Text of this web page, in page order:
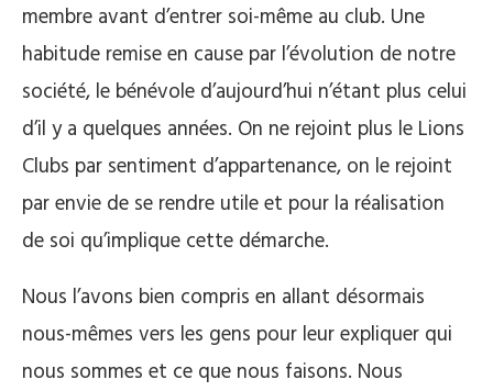
membre avant d’entrer soi-même au club. Une
habitude remise en cause par l’évolution de notre
société, le bénévole d’aujourd’hui n’étant plus celui
d’il y a quelques années. On ne rejoint plus le Lions
Clubs par sentiment d’appartenance, on le rejoint
par envie de se rendre utile et pour la réalisation
de soi qu’implique cette démarche.
Nous l’avons bien compris en allant désormais
nous-mêmes vers les gens pour leur expliquer qui
nous sommes et ce que nous faisons. Nous